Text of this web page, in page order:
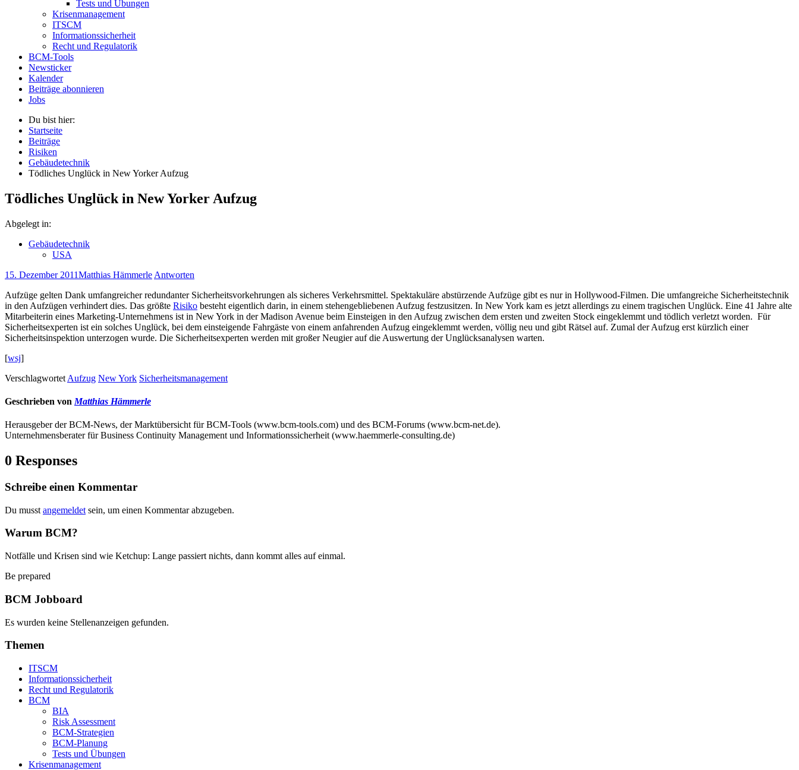
Tests und Übungen
Krisenmanagement
ITSCM
Informationssicherheit
Recht und Regulatorik
BCM-Tools
Newsticker
Kalender
Beiträge abonnieren
Jobs
Du bist hier:
Startseite
Beiträge
Risiken
Gebäudetechnik
Tödliches Unglück in New Yorker Aufzug
Tödliches Unglück in New Yorker Aufzug
Abgelegt in:
Gebäudetechnik
USA
15. Dezember 2011Matthias Hämmerle Antworten
Aufzüge gelten Dank umfangreicher redundanter Sicherheitsvorkehrungen als sicheres Verkehrsmittel. Spektakuläre abstürzende Aufzüge gibt es nur in Hollywood-Filmen. Die umfangreiche Sicherheitstechnik
in den Aufzügen verhindert dies. Das größte Risiko besteht eigentlich darin, in einem stehengebliebenen Aufzug festzusitzen. In New York kam es jetzt allerdings zu einem tragischen Unglück. Eine 41 Jahre alte
Mitarbeiterin eines Marketing-Unternehmens ist in New York in der Madison Avenue beim Einsteigen in den Aufzug zwischen dem ersten und zweiten Stock eingeklemmt und tödlich verletzt worden. Für
Sicherheitsexperten ist ein solches Unglück, bei dem einsteigende Fahrgäste von einem anfahrenden Aufzug eingeklemmt werden, völlig neu und gibt Rätsel auf. Zumal der Aufzug erst kürzlich einer
Sicherheitsinspektion unterzogen wurde. Die Sicherheitsexperten werden mit großer Neugier auf die Auswertung der Unglücksanalysen warten.
[wsj]
Verschlagwortet Aufzug New York Sicherheitsmanagement
Geschrieben von Matthias Hämmerle
Herausgeber der BCM-News, der Marktübersicht für BCM-Tools (www.bcm-tools.com) und des BCM-Forums (www.bcm-net.de).
Unternehmensberater für Business Continuity Management und Informationssicherheit (www.haemmerle-consulting.de)
0 Responses
Schreibe einen Kommentar
Du musst angemeldet sein, um einen Kommentar abzugeben.
Warum BCM?
Notfälle und Krisen sind wie Ketchup: Lange passiert nichts, dann kommt alles auf einmal.
Be prepared
BCM Jobboard
Es wurden keine Stellenanzeigen gefunden.
Themen
ITSCM
Informationssicherheit
Recht und Regulatorik
BCM
BIA
Risk Assessment
BCM-Strategien
BCM-Planung
Tests und Übungen
Krisenmanagement